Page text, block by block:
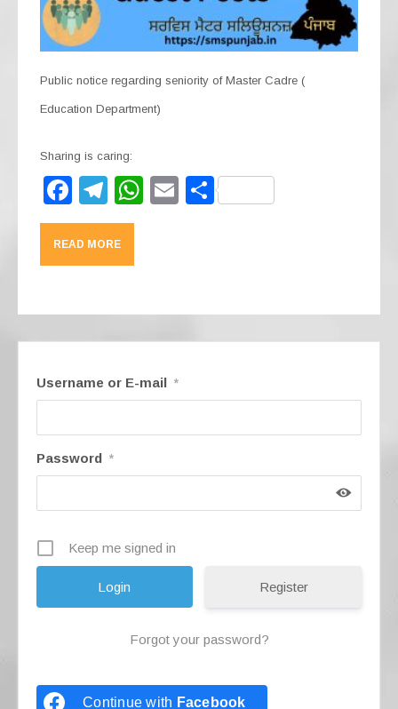
Public notice regarding seniority of Master Cadre (
Education Department)
Sharing is caring:
F
a
c
e
k
T
el
e
gr
W
E S
READ MORE
Username or E-mail *
Password *
Keep me signed in
Register
Forgot your password?
Continue with Facebook